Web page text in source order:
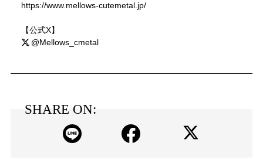
https://www.mellows-cutemetal.jp/
【公式X】
@Mellows_cmetal
SHARE ON: